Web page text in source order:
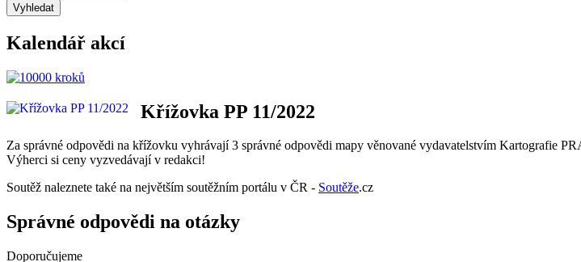
Vyhledat
Kalendář akcí
Křížovka PP 11/2022
Za správné odpovědi na křížovku vyhrávají 3 správné odpovědi mapy věnované vydavatelstvím Kartografie
Výherci si ceny vyzvedávají v redakci!
Soutěž naleznete také na největším soutěžním portálu v ČR - Soutěže.cz
Správné odpovědi na otázky
Doporučujeme